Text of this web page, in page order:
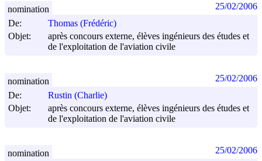
De:
Thomas (Frédéric)
Objet:
après concours externe, élèves ingénieurs des études et
de l'exploitation de l'aviation civile
nomination 25/02/2006
De:
Rustin (Charlie)
Objet:
après concours externe, élèves ingénieurs des études et
de l'exploitation de l'aviation civile
nomination 25/02/2006
nomination 25/02/2006